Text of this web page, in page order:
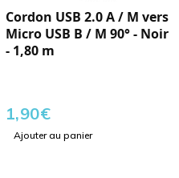
Cordon USB 2.0 A / M vers
Micro USB B / M 90° - Noir
- 1,80 m
1,90€
Ajouter au panier